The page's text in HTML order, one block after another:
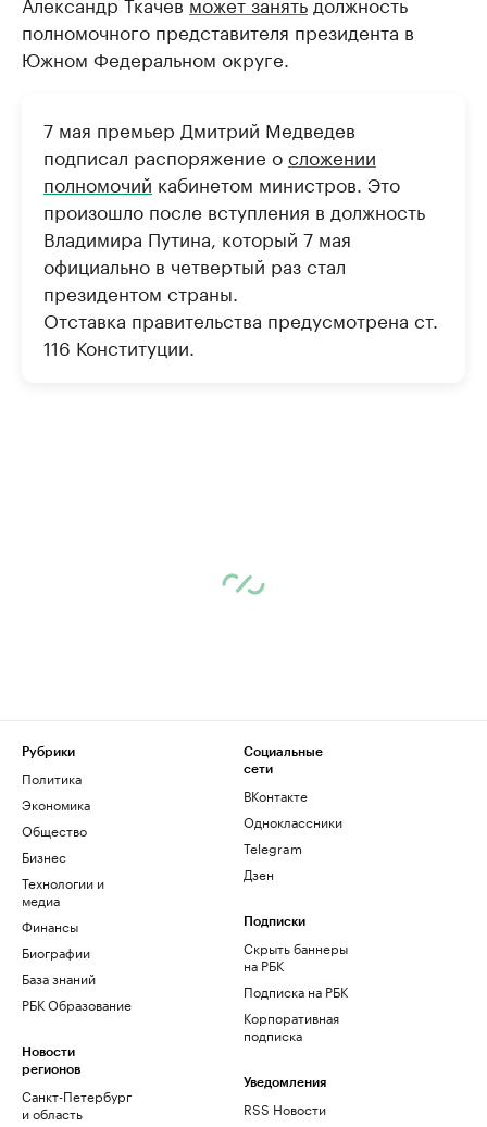
полномочного представителя президента в
Южном Федеральном округе.
7 мая премьер Дмитрий Медведев
подписал распоряжение осложении
полномочий кабинетом министров. Это
произошло после вступления в должность
Владимира Путина, который 7 мая
официально в четвертый раз стал
президентом страны.
Отставка правительства предусмотрена ст.
116 Конституции.
Рубрики
Политика
Экономика
Общество
Бизнес
Технологии и
медиа
Финансы
Биографии
База знаний
РБК Образование
Новости
регионов
Санкт-Петербург
и область
Социальные
сети
ВКонтакте
Одноклассники
Telegram
Дзен
Подписки
Скрыть баннеры
на РБК
Подписка на РБК
Корпоративная
подписка
Уведомления
RSS Новости